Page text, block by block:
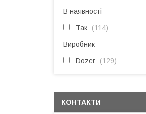
В наявності
Так 114
Виробник
Dozer 129
КОНТАКТИ